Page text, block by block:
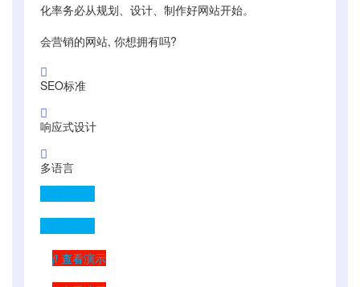
化率务必从规划、设计、制作好网站开始。
会营销的网站, 你想拥有吗?
SEO标准
响应式设计
多语言
查看演示